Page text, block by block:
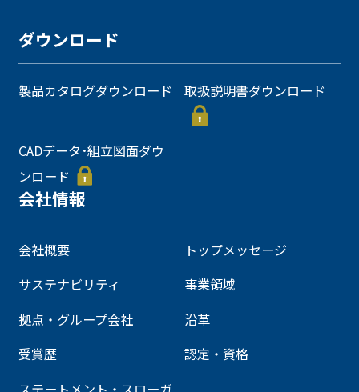
ダウンロード
製品カタログダウンロード 取扱説明書ダウンロード
CADデータ･組立図面ダウ
ンロード
会社情報
会社概要
トップメッセージ
サステナビリティ
事業領域
拠点・グループ会社
沿革
受賞歴
認定・資格